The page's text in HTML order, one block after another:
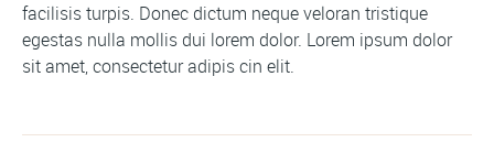
facilisis turpis. Donec dictum neque veloran tristique
egestas nulla mollis dui lorem dolor. Lorem ipsum dolor
sit amet, consectetur adipis cin elit.